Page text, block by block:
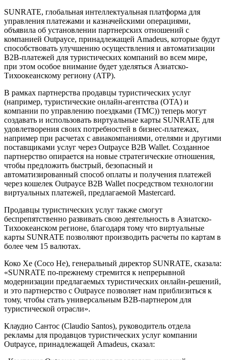
SUNRATE, глобальная интеллектуальная платформа для
управления платежами и казначейскими операциями,
объявила об установлении партнерских отношений с
компанией Outpayce, принадлежащей Amadeus, которые будут
способствовать улучшению осуществления и автоматизации
B2B-платежей для туристических компаний во всем мире,
при этом особое внимание будет уделяться Азиатско-
Тихоокеанскому региону (АТР).
В рамках партнерства продавцы туристических услуг
(например, туристические онлайн-агентства (OTA) и
компании по управлению поездками (TMC)) теперь могут
создавать и использовать виртуальные карты SUNRATE для
удовлетворения своих потребностей в бизнес-платежах,
например при расчетах с авиакомпаниями, отелями и другими
поставщиками услуг через Outpayce B2B Wallet. Созданное
партнерство опирается на новые стратегические отношения,
чтобы предложить быстрый, безопасный и
автоматизированный способ оплаты и получения платежей
через кошелек Outpayce B2B Wallet посредством технологии
виртуальных платежей, предлагаемой Mastercard.
Продавцы туристических услуг также смогут
беспрепятственно развивать свою деятельность в Азиатско-
Тихоокеанском регионе, благодаря тому что виртуальные
карты SUNRATE позволяют производить расчеты по картам в
более чем 15 валютах.
Коко Хе (Coco He), генеральный директор SUNRATE, сказала:
«SUNRATE по-прежнему стремится к непрерывной
модернизации предлагаемых туристических онлайн-решений,
и это партнерство с Outpayce позволяет нам приблизиться к
тому, чтобы стать универсальным B2B-партнером для
туристической отрасли».
Клаудио Сантос (Claudio Santos), руководитель отдела
рекламы для продавцов туристических услуг компании
Outpayce, принадлежащей Amadeus, сказал: